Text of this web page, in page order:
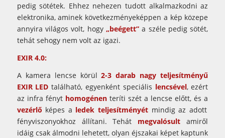
pedig sötétek. Ehhez nehezen tudott alkalmazkodni az
elektronika, aminek következményeképpen a kép közepe
annyira világos volt, hogy „beégett” a széle pedig sötét,
tehát sehogy nem volt az igazi.
EXIR 4.0:
A kamera lencse körül 2-3 darab nagy teljesítményű
EXIR LEDtalálható, egyenként speciális lencsével, ezért
az infra fényt homogénenteríti szét a lencse előtt, és a
vezérlő képes a ledek teljesítményét mindig az adott
fényviszonyokhoz állítani. Tehát megvalósult amiről
idáig csak álmodni lehetett, olyan éjszakai képet kaptunk